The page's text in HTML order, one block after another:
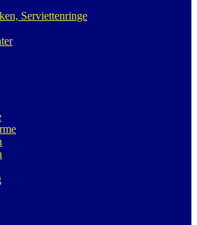
Serviettenringe